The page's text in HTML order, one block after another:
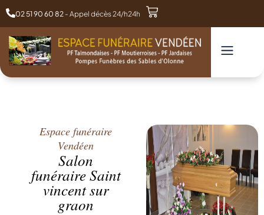
02 51 90 60 82 - Appel décès 24/h24h
Espace funéraire
Vendéen
Salon
funéraire Saint
vincent sur
graon